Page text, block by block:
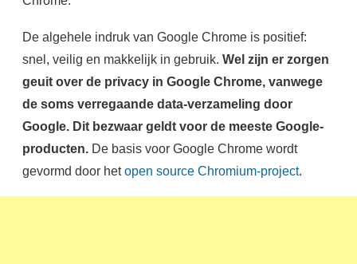
De algehele indruk van Google Chrome is positief:
snel, veilig en makkelijk in gebruik. Wel zijn er zorgen
geuit over de privacy in Google Chrome, vanwege
de soms verregaande data-verzameling door
Google. Dit bezwaar geldt voor de meeste Google-
producten.De basis voor Google Chrome wordt
gevormd door hetopen source Chromium-project.